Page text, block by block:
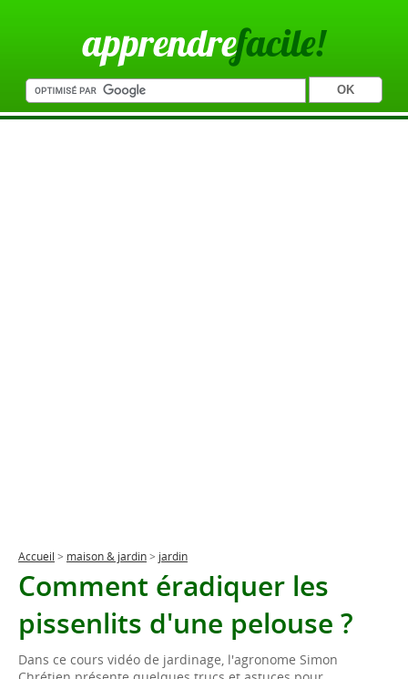
apprendrefacile!
Accueil > maison & jardin> jardin
Comment éradiquer les
pissenlits d'une pelouse ?
Dans ce cours vidéo de jardinage, l'agronome Simon